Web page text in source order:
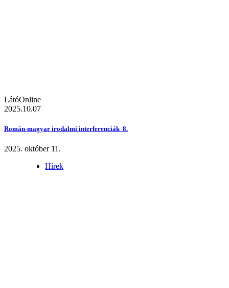
LátóOnline
2025.10.07
Román-magyar irodalmi interferenciák 8.
2025. október 11.
Hírek